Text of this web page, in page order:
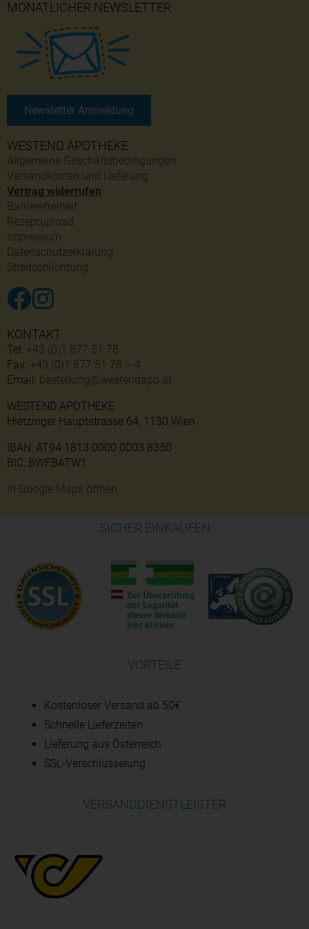
WESTEND APOTHEKE
Allgemeine Geschäftsbedingungen
Versandkosten und Lieferung
Vertrag widerrufen
Barrierefreiheit
Rezeptupload
Impressum
Datenschutzerklärung
Streitschlichtung
MONATLICHER NEWSLETTER
Newsletter Anmeldung
KONTAKT
Tel: +43 (0)1 877 51 78
Fax: +43 (0)1 877 51 78 – 4
Email: bestellung@westendapo.at
WESTEND APOTHEKE
Hietzinger Hauptstrasse 64, 1130 Wien
IBAN: AT94 1813 0000 0003 8350
BIC: BWFBATW1
In Google Maps öffnen
SICHER EINKAUFEN
VORTEILE
Kostenloser Versand ab 50€
Schnelle Lieferzeiten
Lieferung aus Österreich
SSL-Verschlüsselung
VERSANDDIENSTLEISTER